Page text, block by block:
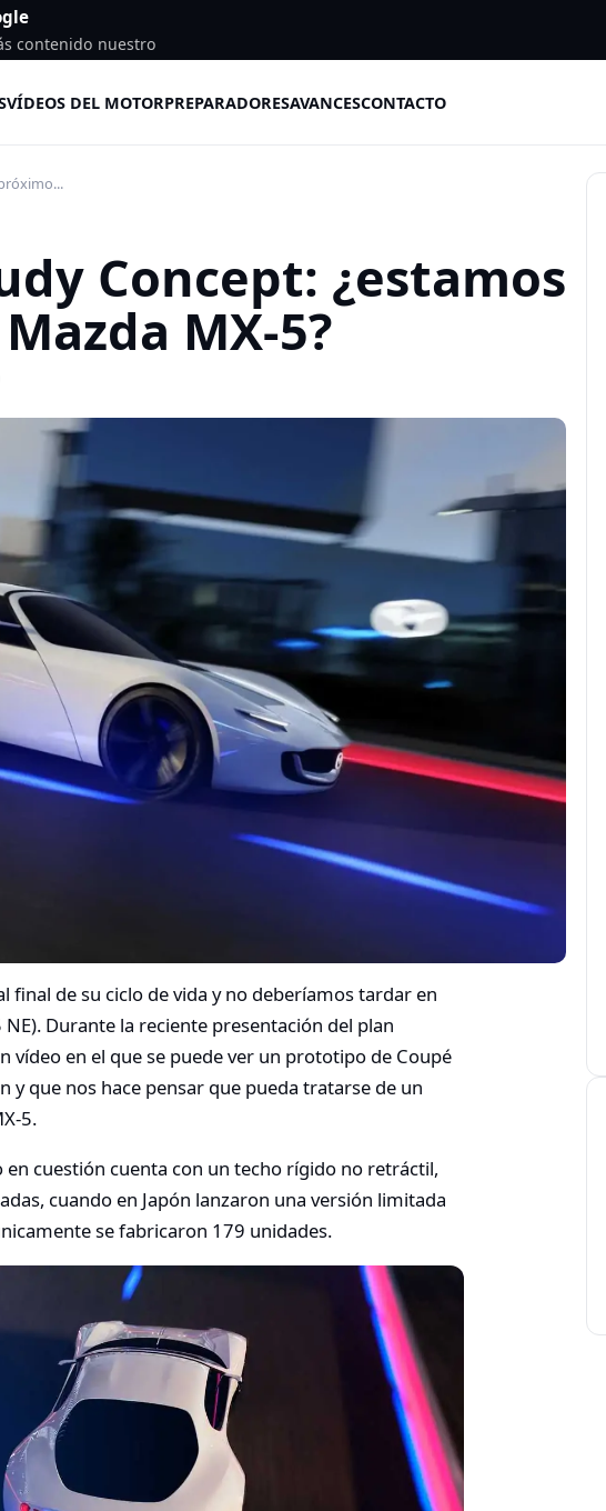
contenido nuestro
VÍDEOS DEL MOTORPREPARADORESAVANCESCONTACTO
Concept: ¿estamos
MX-5?
final de su ciclo de vida y no deberíamos tardar en
Durante la reciente presentación del plan
vídeo en el que se puede ver un prototipo de Coupé
que nos hace pensar que pueda tratarse de un
5.
cuestión cuenta con un techo rígido no retráctil,
cuando en Japón lanzaron una versión limitada
se fabricaron 179 unidades.